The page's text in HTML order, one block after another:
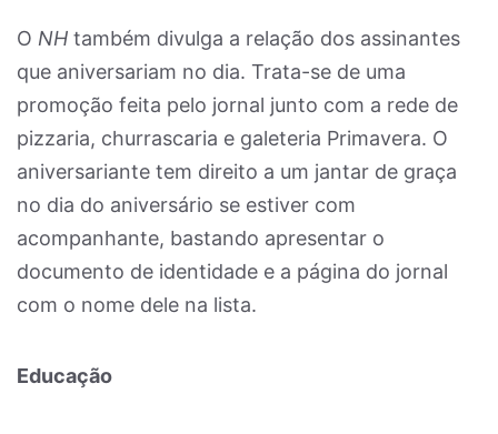
O NH também divulga a relação dos assinantes
que aniversariam no dia. Trata-se de uma
promoção feita pelo jornal junto com a rede de
pizzaria, churrascaria e galeteria Primavera. O
aniversariante tem direito a um jantar de graça
no dia do aniversário se estiver com
acompanhante, bastando apresentar o
documento de identidade e a página do jornal
com o nome dele na lista.
Educação